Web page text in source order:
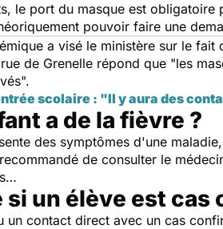
le port du masque est
pouvoir faire une
a visé le ministère sur le
de Grenelle répond que "les
scolaire : "Il y aura des
a de la fièvre ?
des symptômes d'une
de consulter le
si un élève est cas
un contact direct avec un cas